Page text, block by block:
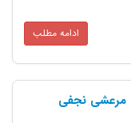
ادامه مطلب
مرعشی نجفی